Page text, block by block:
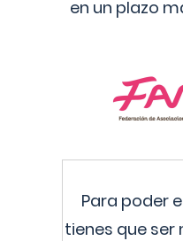
en un plazo
Para poder
tienes que ser